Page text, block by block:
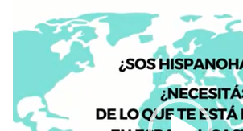
e
d